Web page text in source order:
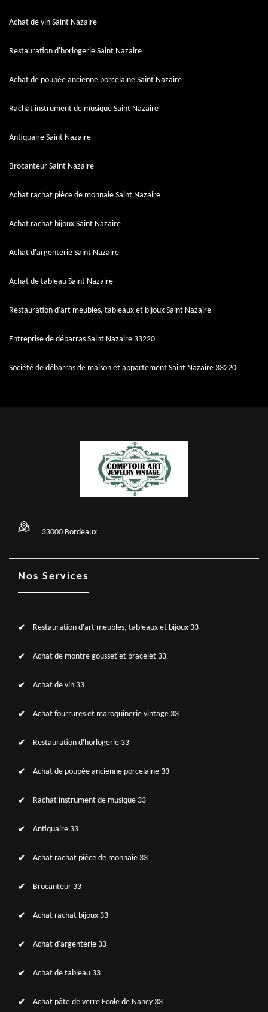
Achat de vin Saint Nazaire
Restauration d'horlogerie Saint Nazaire
Achat de poupée ancienne porcelaine Saint Nazaire
Rachat instrument de musique Saint Nazaire
Antiquaire Saint Nazaire
Brocanteur Saint Nazaire
Achat rachat pièce de monnaie Saint Nazaire
Achat rachat bijoux Saint Nazaire
Achat d'argenterie Saint Nazaire
Achat de tableau Saint Nazaire
Restauration d'art meubles, tableaux et bijoux Saint Nazaire
Entreprise de débarras Saint Nazaire 33220
Société de débarras de maison et appartement Saint Nazaire 33220
33000 Bordeaux
Nos Services
Restauration d'art meubles, tableaux et bijoux 33
Achat de montre gousset et bracelet 33
Achat de vin 33
Achat fourrures et maroquinerie vintage 33
Restauration d'horlogerie 33
Achat de poupée ancienne porcelaine 33
Rachat instrument de musique 33
Antiquaire 33
Achat rachat pièce de monnaie 33
Brocanteur 33
Achat rachat bijoux 33
Achat d'argenterie 33
Achat de tableau 33
Achat pâte de verre Ecole de Nancy 33